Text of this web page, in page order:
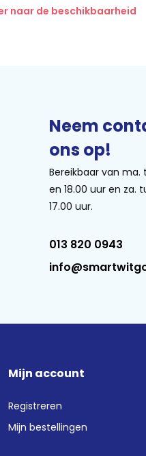
wasmachines in zijn klasse.
blijven. De stille motor
De bediening is
fijne was en meer.
wasmiddel voor een
voor extra zekerheid.
en uitstekende
wassen en ervaar het
naar de beschikbaarheid
Neem
ons op!
Bereikbaar van
en 18.00 uur en za.
17.00 uur.
013 820 0943
Mijn account
Registreren
Mijn bestellingen